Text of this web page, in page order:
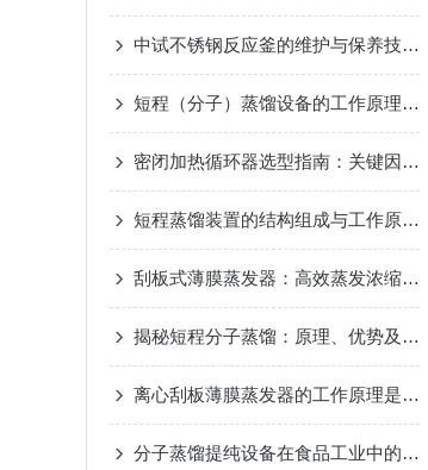
中试不锈钢反应釜的维护与保养技巧
短程（分子）蒸馏设备的工作原理及应用
密闭加热循环器选型指南：关键因素与考量
短程蒸馏装置的结构组成与工作原理
刮板式薄膜蒸发器：高效蒸发浓缩设备的深度解析
揭秘短程分子蒸馏：原理、优势及未来发展趋势
离心刮板薄膜蒸发器的工作原理是什么？
分子蒸馏提纯设备在食品工业中的应用